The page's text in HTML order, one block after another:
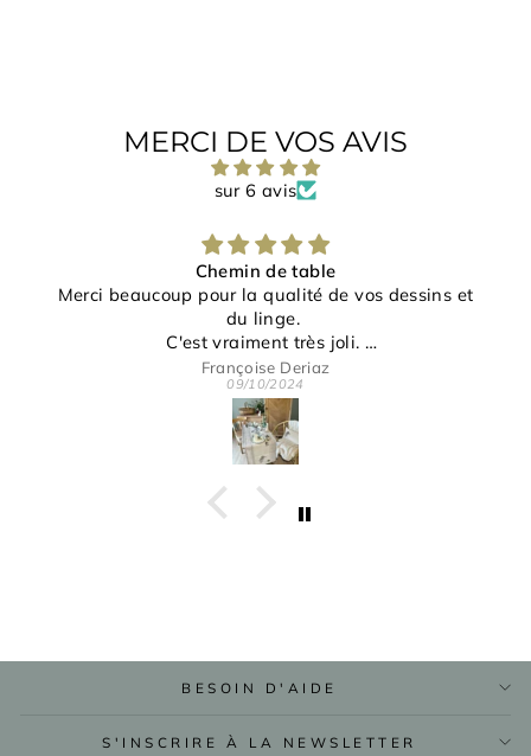
MERCI DE VOS AVIS
sur 6 avis
Chemin de table
Merci beaucoup pour la qualité de vos dessins et
du linge.
C'est vraiment très joli.
Merci pour votre gentillesse et disponibilité.
Françoise Deriaz
09/10/2024
BESOIN D'AIDE
S'INSCRIRE À LA NEWSLETTER